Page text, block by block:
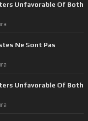
Unfavorable Of Both
Ne Sont Pas
Unfavorable Of Both